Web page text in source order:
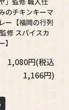
のチキンキーマ
ー【福岡の行列
修 スパイスカ
】
1,080円(税込
1,166円)